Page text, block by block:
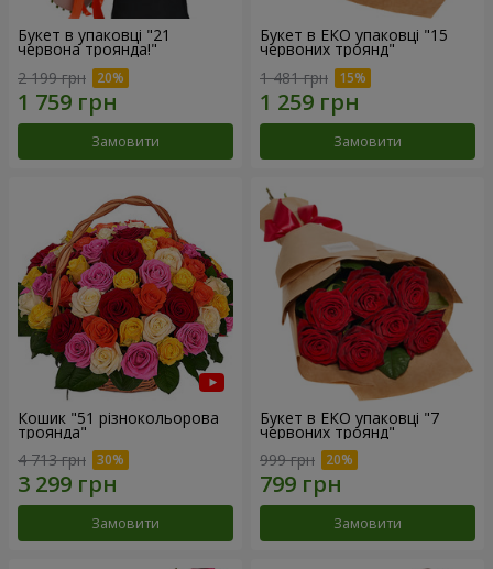
Букет в упаковці "21
червона троянда!"
2 199 грн
Замовити
Букет в ЕКО упаковці "15
червоних троянд"
1 481 грн
Замовити
Кошик "51 різнокольорова
троянда"
4 713 грн
Замовити
Букет в ЕКО упаковці "7
червоних троянд"
999 грн
Замовити